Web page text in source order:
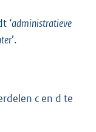
‘administratieve
’.
c en d te